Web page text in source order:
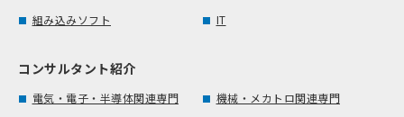
組み込みソフト
IT
コンサルタント紹介
電気・電子・半導体関連専門
機械・メカトロ関連専門